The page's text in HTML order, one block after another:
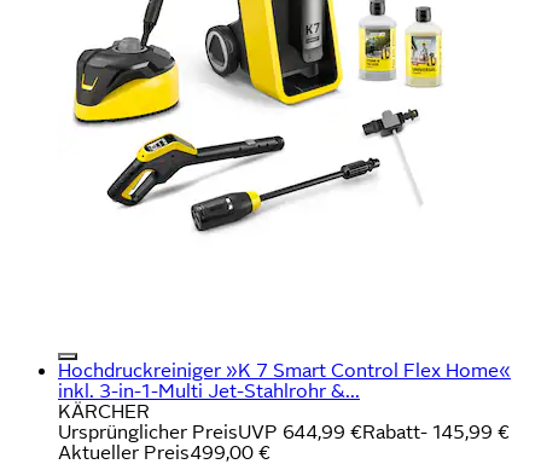
Hochdruckreiniger »K 7 Smart Control Flex Home«
inkl. 3-in-1-Multi Jet-Stahlrohr &...
KÄRCHER
Ursprünglicher PreisUVP 644,99 €Rabatt- 145,99 €
Aktueller Preis499,00 €